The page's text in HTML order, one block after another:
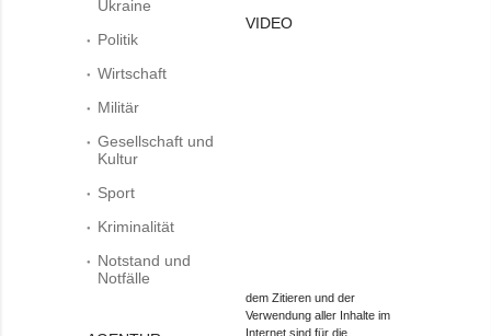
Ukraine
Politik
Wirtschaft
Militär
Gesellschaft und
Kultur
Sport
Kriminalität
Notstand und
Notfälle
VIDEO
dem Zitieren und der
Verwendung aller Inhalte im
Internet sind für die